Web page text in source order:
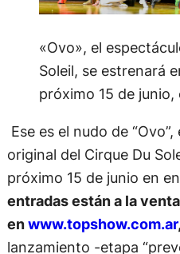
«Ovo», el
Soleil, se estrenará
próximo 15 de junio,
Ese es el nudo de
original del Cirque Du
próximo 15 de junio en
entradas están a la
enwww.topshow.com.ar,
lanzamiento -etapa